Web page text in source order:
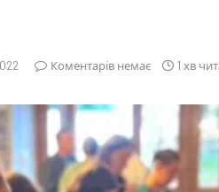
Коментарів немає 1 хв